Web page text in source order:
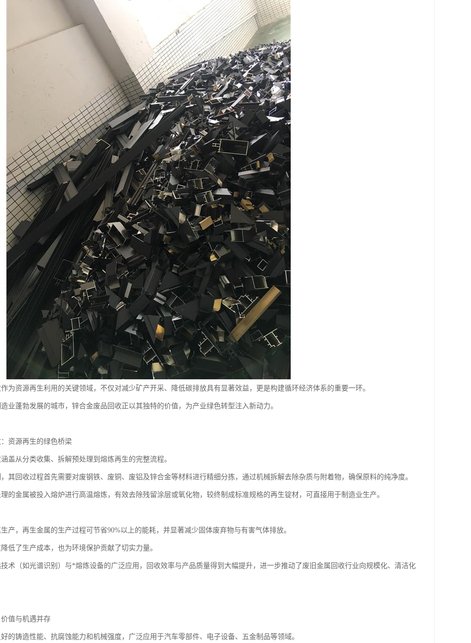
为资源再生利用的关键领域，不仅对减少矿产开采、降低碳排放具有显著效益，更是构建循环经济体系的重要一环。
业蓬勃发展的城市，锌合金废品回收正以其独特的价值，为产业绿色转型注入新动力。
资源再生的绿色桥梁
盖从分类收集、拆解预处理到熔炼再生的完整流程。
其回收过程首先需要对废钢铁、废铜、废铝及锌合金等材料进行精细分拣，通过机械拆解去除杂质与附着物，确保原料的纯净度。
的金属被投入熔炉进行高温熔炼，有效去除残留涂层或氧化物，较终制成标准规格的再生锭材，可直接用于制造业生产。
产，再生金属的生产过程可节省90%以上的能耗，并显著减少固体废弃物与有害气体排放。
低了生产成本，也为环境保护贡献了切实力量。
术（如光谱识别）与*熔炼设备的广泛应用，回收效率与产品质量得到大幅提升，进一步推动了废旧金属回收行业向规模化、清洁化
值与机遇并存
的铸造性能、抗腐蚀能力和机械强度，广泛应用于汽车零部件、电子设备、五金制品等领域。